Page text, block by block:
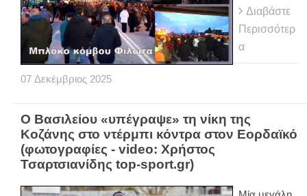
Διαβάστε
Περισσότερ
α
07 Δεκέμβριος 2025
Ο Βασιλείου «υπέγραψε» τη νίκη της
Κοζάνης στο ντέρμπι κόντρα στον Εορδαϊκό
(φωτογραφίες - video: Χρήστος
Τσαρτσιανίδης top-sport.gr)